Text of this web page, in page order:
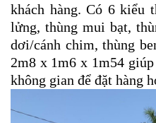
khách hàng. Có 6 kiểu
lửng, thùng mui bạt,
dơi/cánh chim, thùng
2m8 x 1m6 x 1m54
không gian để đặt hàng